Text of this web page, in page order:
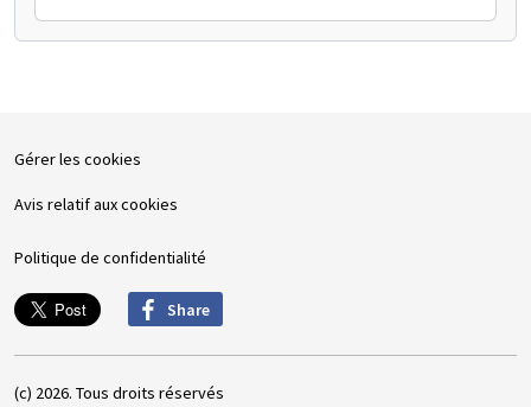
Gérer les cookies
Avis relatif aux cookies
Politique de confidentialité
Share
(c) 2026. Tous droits réservés